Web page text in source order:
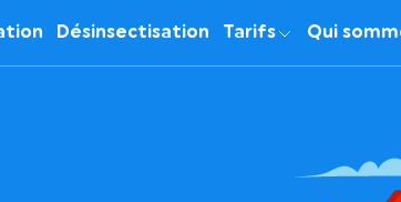
Désinsectisation Tarifs Qui